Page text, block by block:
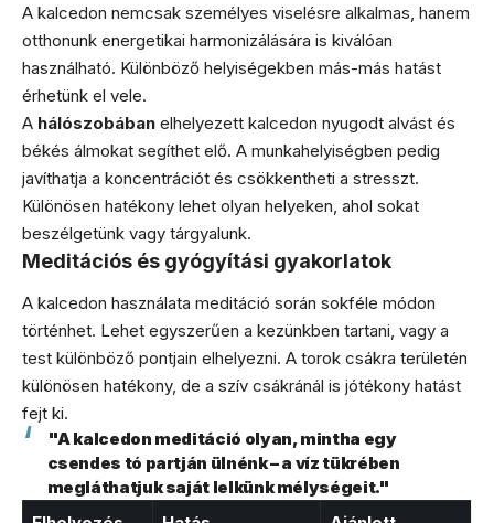
A kalcedon nemcsak személyes viselésre alkalmas, hanem
otthonunk energetikai harmonizálására is kiválóan
használható. Különböző helyiségekben más-más hatást
érhetünk el vele.
A hálószobában elhelyezett kalcedon nyugodt alvást és
békés álmokat segíthet elő. A munkahelyiségben pedig
javíthatja a koncentrációt és csökkentheti a stresszt.
Különösen hatékony lehet olyan helyeken, ahol sokat
beszélgetünk vagy tárgyalunk.
Meditációs és gyógyítási gyakorlatok
A kalcedon használata meditáció során sokféle módon
történhet. Lehet egyszerűen a kezünkben tartani, vagy a
test különböző pontjain elhelyezni. A torok csákra területén
különösen hatékony, de a szív csákránál is jótékony hatást
fejt ki.
"A kalcedon meditáció olyan, mintha egy
csendes tó partján ülnénk – a víz tükrében
megláthatjuk saját lelkünk mélységeit."